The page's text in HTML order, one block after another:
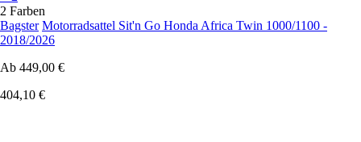
2 Farben
Bagster Motorradsattel Sit'n Go Honda Africa Twin 1000/1100 -
2018/2026
Ab 449,00 €
404,10 €